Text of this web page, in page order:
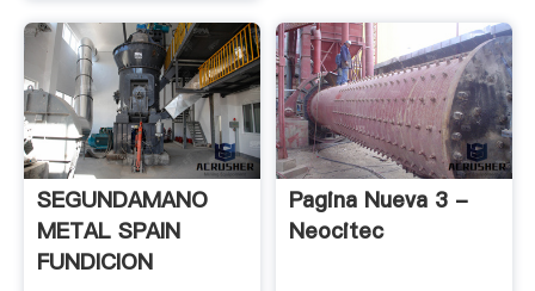
SEGUNDAMANO
METAL SPAIN
FUNDICION
Pagina Nueva 3 -
Neocitec